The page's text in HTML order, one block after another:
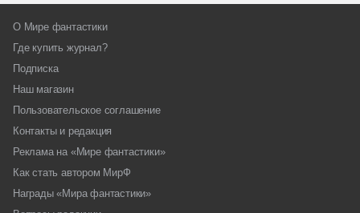
О Мире фантастики
Где купить журнал?
Подписка
Наш магазин
Пользовательское соглашение
Контакты и редакция
Реклама на «Мире фантастики»
Как стать автором МирФ
Награды «Мира фантастики»